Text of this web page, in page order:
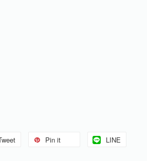
Pin it LINE